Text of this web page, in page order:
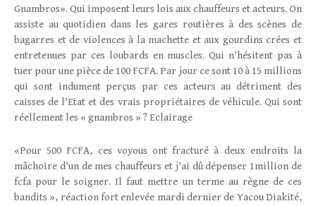
Gnambros». Qui imposent leurs lois aux chauffeurs et acteurs. On
assiste au quotidien dans les gares routières à des scènes de
bagarres et de violences à la machette et aux gourdins crées et
entretenues par ces loubards en muscles. Qui n’hésitent pas à
tuer pour une pièce de 100 FCFA. Par jour ce sont 10 à 15 millions
qui sont indument perçus par ces acteurs au détriment des
caisses de l’Etat et des vrais propriétaires de véhicule. Qui sont
réellement les « gnambros » ? Eclairage
«Pour 500 FCFA, ces voyous ont fracturé à deux endroits la
mâchoire d’un de mes chauffeurs et j’ai dû dépenser 1million de
fcfa pour le soigner. Il faut mettre un terme au règne de ces
bandits », réaction fort enlevée mardi dernier de Yacou Diakité,